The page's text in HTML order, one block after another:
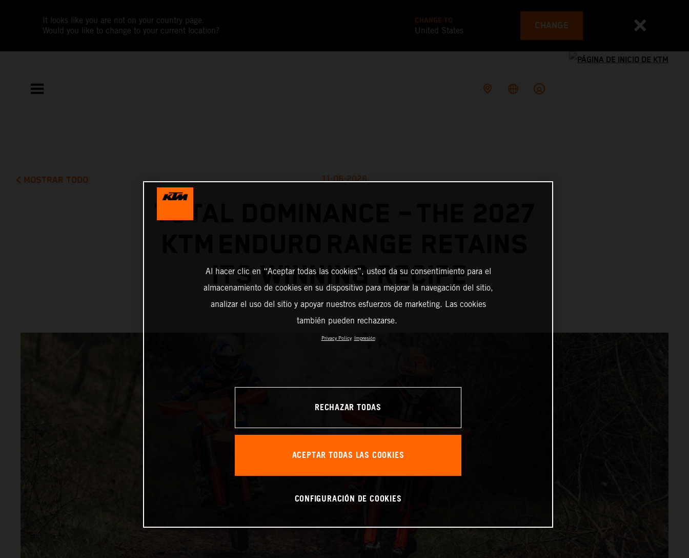
It looks like you are not on your country page.
Would you like to change to your current location?
CHANGE TO
United States CHANGE
MOSTRAR TODO 11-06-2026
TOTAL DOMINANCE – THE 2027
ITS WINNING RECIPE
Al hacer clic en “Aceptar todas las cookies”, usted da su consentimiento para el
almacenamiento de cookies en su dispositivo para mejorar la navegación del sitio,
analizar el uso del sitio y apoyar nuestros esfuerzos de marketing. Las cookies
también pueden rechazarse.
Privacy Policy Impresión
RECHAZAR TODAS
ACEPTAR TODAS LAS COOKIES
CONFIGURACIÓN DE COOKIES